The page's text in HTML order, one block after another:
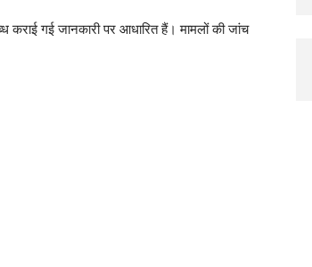
कराई गई जानकारी पर आधारित हैं। मामलों की जांच